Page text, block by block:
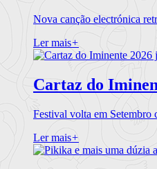
Nova canção electrónica
Ler mais+
Cartaz do
Festival volta em Setembro
Ler mais+